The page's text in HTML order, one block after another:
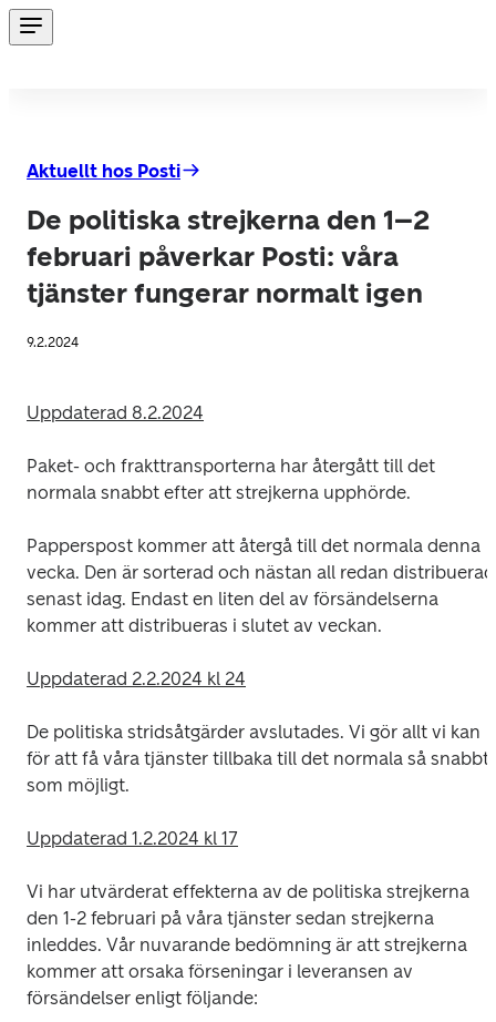
Aktuellt hos Posti
De politiska strejkerna den 1–2
februari påverkar Posti: våra
tjänster fungerar normalt igen
9.2.2024
Uppdaterad 8.2.2024
Paket- och frakttransporterna har återgått till det
normala snabbt efter att strejkerna upphörde.
Papperspost kommer att återgå till det normala denna
vecka. Den är sorterad och nästan all redan distribuerad
senast idag. Endast en liten del av försändelserna
kommer att distribueras i slutet av veckan.
Uppdaterad 2.2.2024 kl 24
De politiska stridsåtgärder avslutades. Vi gör allt vi kan
för att få våra tjänster tillbaka till det normala så snabbt
som möjligt.
Uppdaterad 1.2.2024 kl 17
Vi har utvärderat effekterna av de politiska strejkerna
den 1-2 februari på våra tjänster sedan strejkerna
inleddes. Vår nuvarande bedömning är att strejkerna
kommer att orsaka förseningar i leveransen av
försändelser enligt följande: